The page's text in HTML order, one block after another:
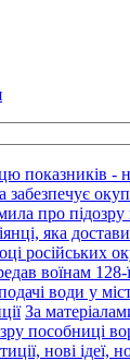
показників -
забезпечує
про
яка
російських
воїнам
води у
За
пособниці
нові ідеї,